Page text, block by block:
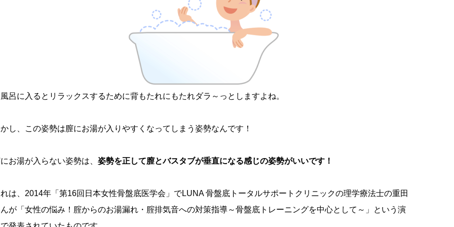
呂に入るとリラックスするために背もたれにもたれダラ～っとしますよね。
し、この姿勢は膣にお湯が入りやすくなってしまう姿勢なんです！
お湯が入らない姿勢は、 姿勢を正して膣とバスタブが垂直になる感じの姿勢がいいです！
は、2014年「第16回日本女性骨盤底医学会」でLUNA 骨盤底トータルサポートクリニックの理学療法士の重田
が「女性の悩み！腟からのお湯漏れ・腟排気音への対策指導～骨盤底トレーニングを中心として～」という演